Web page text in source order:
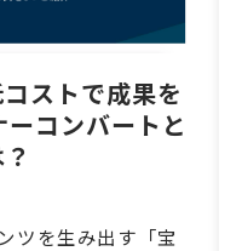
ストで成果を
コンバートと
ツを生み出す「宝